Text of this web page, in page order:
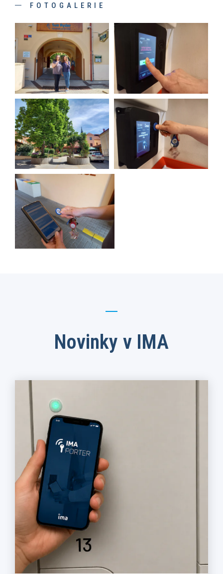
FOTOGALERIE
Novinky v IMA